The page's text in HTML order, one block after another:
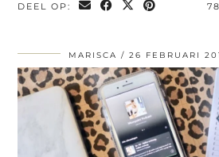
DEEL OP:
MARISCA 26 FEBRUARI